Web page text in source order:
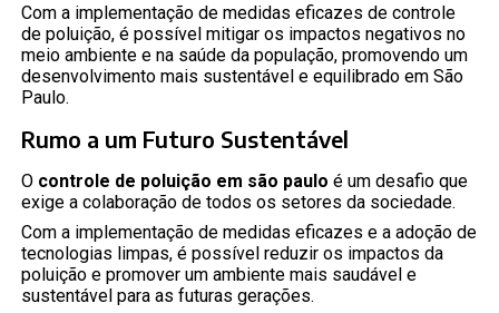
Com a implementação de medidas eficazes de controle
de poluição, é possível mitigar os impactos negativos no
meio ambiente e na saúde da população, promovendo um
desenvolvimento mais sustentável e equilibrado em São
Paulo.
Rumo a um Futuro Sustentável
O controle de poluição em são paulo é um desafio que
exige a colaboração de todos os setores da sociedade.
Com a implementação de medidas eficazes e a adoção de
tecnologias limpas, é possível reduzir os impactos da
poluição e promover um ambiente mais saudável e
sustentável para as futuras gerações.